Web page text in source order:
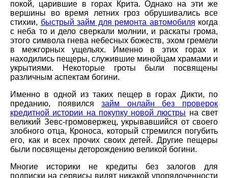
покой, царившие в горах Крита. Однако на эти же
вершины во время летних гроз обрушивались все
стихии, быстрый займ для ремонта автомобиля когда
с неба то и дело сверкали молнии, и раскаты грома,
этого символа гнева небесных божеств, эхом гремели
в межгорных ущельях. Именно в этих горах и
находились пещеры, служившие минойцам храмами и
укрытиями. Некоторые гроты были посвящены
различным аспектам богини.
Именно в одной из таких пещер в горах Дикти, по
преданию, появилсязайм онлайн без проверок
кредитной истории на покупку новой люстры на свет
великий Зевс-громовержец, укрывавшийся от своего
злобного отца, Кроноса, который стремился погубить
его, как и всех прочих своих детей. Другие пещеры
были посвящены деторождению великой богини.
Многие историки не кредиты без залогов для
подписки на сервисы видят никакой упорядоченности